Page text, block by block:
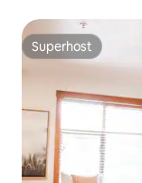
Superhost
Superhost